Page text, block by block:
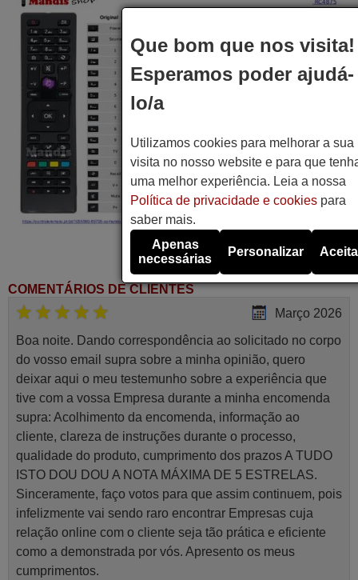
COMENTÁRIOS DE CLIENTES
Março 2026
Boa noite. Dando correspondência ao solicitado no corpo
do vosso email supra sobre a minha opinião, quero
deixar aqui o meu testemunho sobre a experiência que
tive com a vossa Empresa durante a minha encomenda
supra: Acolhimento da encomenda, informação ao
cliente, clareza de instruções durante o processo,
qualidade do produto, cumprimento dos prazos A TUDO
ISTO DOU DOU A NOTA MÁXIMA DE 5 ESTRELAS.
Sinceramente, faço votos para que assim continuem, pois
infelizmente vai sendo raro encontrar Empresas cuja
relação online com o cliente seja tão prática e eficiente
como a demonstrada por vós. Apresento os meus
cumprimentos.
Que bom que nos visita!
Esperamos poder ajudá-
lo/a
Utilizamos cookies para melhorar a sua
visita no nosso website e para que
uma melhor experiência. Leia a nossa
Política de privacidade e cookiespara
saber mais.
Apenas
necessárias
Personalizar